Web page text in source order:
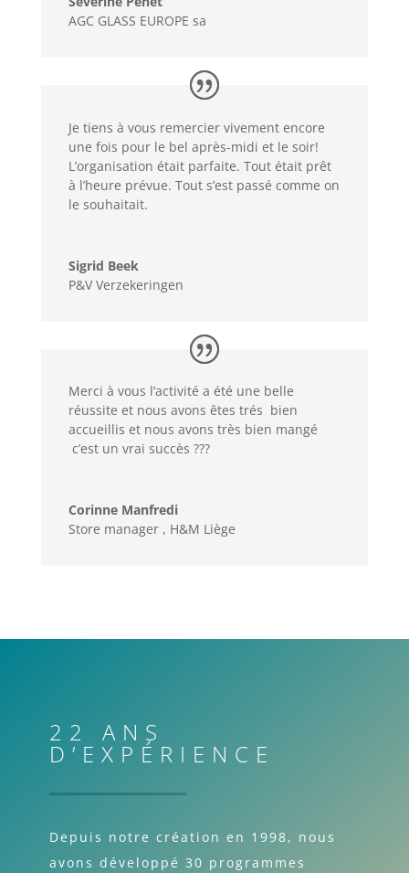
AGC GLASS EUROPE sa
Je tiens à vous remercier vivement encore
une fois pour le bel après-midi et le soir!
L’organisation était parfaite. Tout était prêt
à l’heure prévue. Tout s’est passé comme on
le souhaitait.
Sigrid Beek
P&V Verzekeringen
Merci à vous l’activité a été une belle
réussite et nous avons êtes trés bien
accueillis et nous avons très bien mangé
c’est un vrai succès ???
Corinne Manfredi
Store manager , H&M Liège
22 ANS
D’EXPÉRIENCE
Depuis notre création en 1998, nous
avons développé 30 programmes